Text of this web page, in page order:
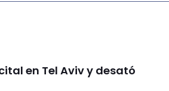
en Tel Aviv y desató